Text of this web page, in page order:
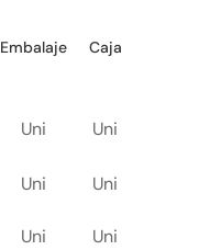
Embalaje Caja
Uni Uni
Uni Uni
Uni Uni